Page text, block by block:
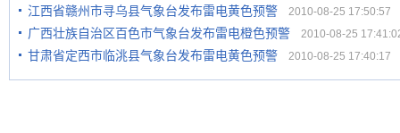
江西省赣州市寻乌县气象台发布雷电黄色预警 2010-08-25 17:50:57
广西壮族自治区百色市气象台发布雷电橙色预警 2010-08-25
甘肃省定西市临洮县气象台发布雷电黄色预警 2010-08-25 17:40:17